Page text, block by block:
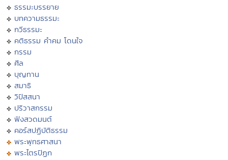
ธรรมะบรรยาย
บทความธรรมะ
กวีธรรมะ
คติธรรม คำคม โดนใจ
กรรม
ศีล
บุญทาน
สมาธิ
วิปัสสนา
ปริวาสกรรม
ฟังสวดมนต์
คอร์สปฏิบัติธรรม
พระพุทธศาสนา
พระไตรปิฏก